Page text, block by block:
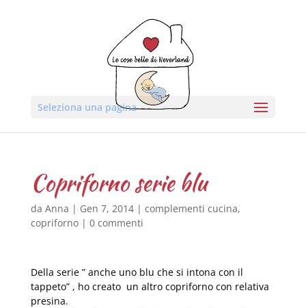
Seleziona una pagina
Copriforno serie blu
da Anna | Gen 7, 2014| complementi cucina,
copriforno| 0 commenti
Della serie ” anche uno blu che si intona con il
tappeto” , ho creato un altro copriforno con relativa
presina.